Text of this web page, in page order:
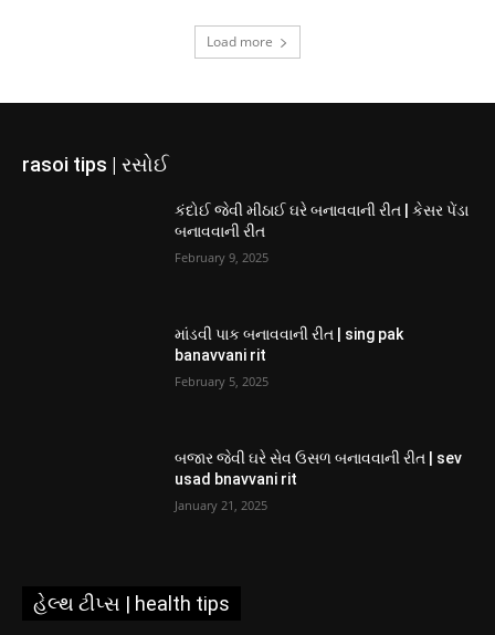
Load more
rasoi tips | રસોઈ
કંદોઈ જેવી મીઠાઈ ઘરે બનાવવાની રીત | કેસર પેંડા
બનાવવાની રીત
February 9, 2025
માંડવી પાક બનાવવાની રીત | sing pak
banavvani rit
February 5, 2025
બજાર જેવી ઘરે સેવ ઉસળ બનાવવાની રીત | sev
usad bnavvani rit
January 21, 2025
હેલ્થ ટીપ્સ | health tips